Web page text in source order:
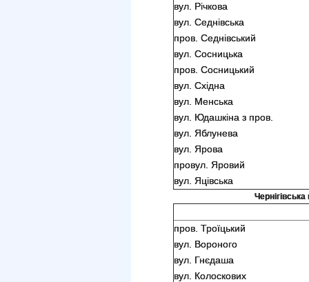
вул. Річкова
вул. Седнівська
пров. Седнівський
вул. Сосницька
пров. Сосницький
вул. Східна
вул. Менська
вул. Юдашкіна з пров.
вул. Яблунева
вул. Ярова
провул. Яровий
вул. Яцівська
пров. Троїцький
вул. Вороного
вул. Гнєдаша
вул. Колоскових